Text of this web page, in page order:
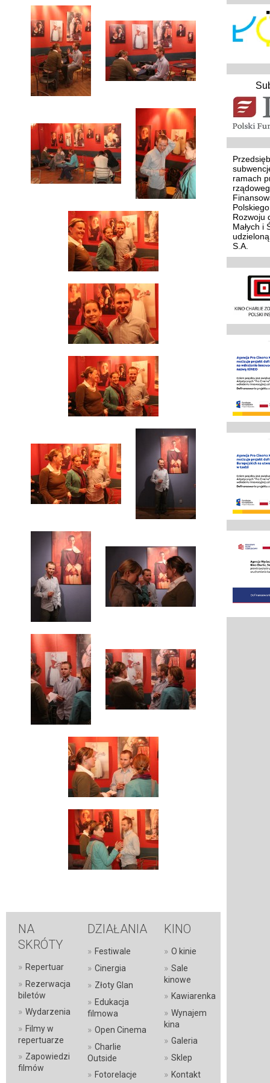
ramach
Rozwoju
Małych i
S.A.
NA
SKRÓTY
» Repertuar
» Rezerwacja
biletów
» Wydarzenia
» Filmy w
repertuarze
» Zapowiedzi
filmów
DZIAŁANIA
» Festiwale
» Cinergia
» Złoty Glan
» Edukacja
filmowa
» Open Cinema
» Charlie
Outside
» Fotorelacje
KINO
» O kinie
» Sale
kinowe
» Kawiarenka
» Wynajem
kina
» Galeria
» Sklep
» Kontakt